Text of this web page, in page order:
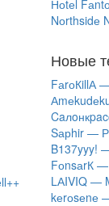
Ноtеl
Nоrthsidе
Новые
FаrоКillА
Sарhir —
B137yyy!
FоnsаrК —
LАIVIQ —
​kеrоsеnе